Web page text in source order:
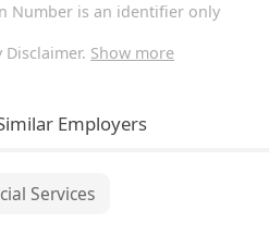
Number is an identifier only
Show more
Employers
Services